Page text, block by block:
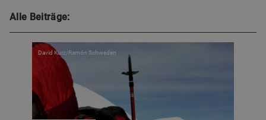
Alle Beiträge:
David Kurz/Ramón Schweden